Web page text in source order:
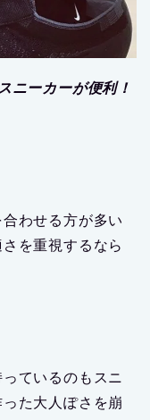
ニーカーが便利！
わせる方が多い
を重視するなら
ているのもスニ
た大人ぽさを崩